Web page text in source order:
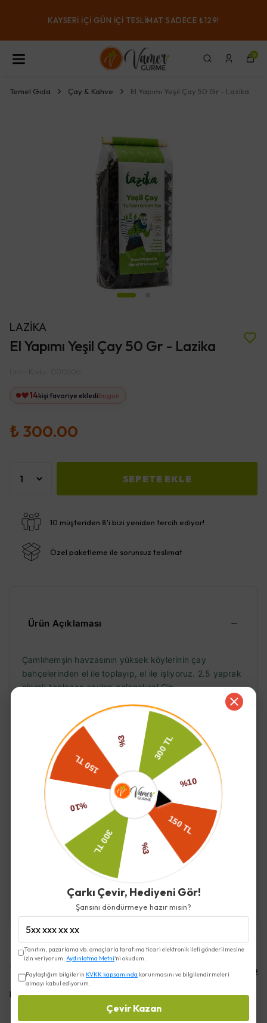
KAYSERI IÇI GÜN IÇI TESLIMAT SADECE ₺129!
0
Temel Gıda Çay & Kahve El Yapımı Yeşil Çay 50 Gr - Lazika
LAZİKA
El Yapımı Yeşil Çay 50 Gr - Lazika
Ürün Kodu :
14kişi favoriye ekledibugün
₺ 300.00
SEPETE EKLE
10 müşteriden 8'i bizi yeniden tercih ediyor!
Özel paketleme ile sorunsuz teslimat
Ürün Açıklaması
Çamlıhemşin havzasının yüksek köylerinin çay
bahçelerinden el ile toplayıp, el ile işliyoruz. 2.5 yaprak
olarak toplanan çayları geleneksel Çin
usulünü kullanarak yeşil çay haline getiriyoruz. Binlerce
yıl boyunca Çinli hekimler tarafından canlılık ve sağlıklı
yaşam için doğal bir tedavi olarak önerilen Yeşil Çay,
genel sağlığı desteklemeye yardımcı olan doğal
antioksidan özellikleri ile bilinir. Lazika Yeşil çay çok
duru, lezzetli, içimi kolay ve antioksidan açısından çok
zengindir.
İade ve Değişim
Yorumlar Yorum Yap
Bu ürün için henüz yorum yapılmamış.
Çarkı Çevir, Hediyeni Gör!
Şansını döndürmeye hazır mısın?
Tanıtım, pazarlama vb. amaçlarla tarafıma ticari elektronik ileti gönderilmesine
izin veriyorum.Aydınlatma Metni'ni okudum.
Paylaştığım bilgilerin KVKK kapsamında korunmasını ve bilgilendirmeleri
almayı kabul ediyorum.
Çevir Kazan